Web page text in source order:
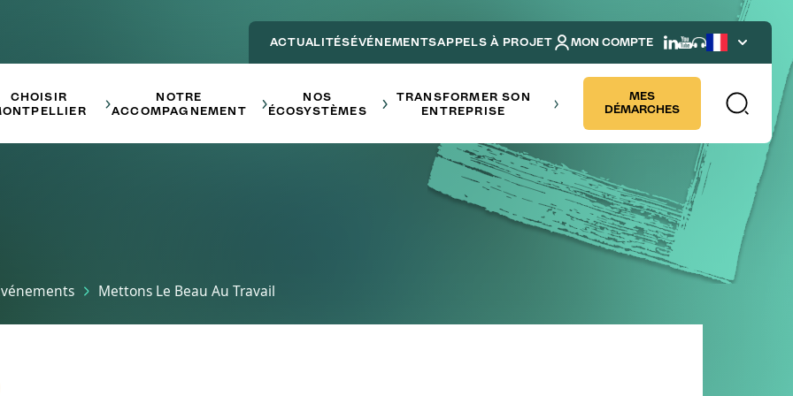
ACTUALITÉSÉVÉNEMENTSAPPELS À PROJET MON COMPTE
French
MES
DÉMARCHES
navigation - ENTREPRENDRE
CHOISIR
NOTRE
ACCOMPAGNEMENT
NOS
ÉCOSYSTÈMES
TRANSFORMER SON
ENTREPRISE
Mettons Le Beau Au Travail